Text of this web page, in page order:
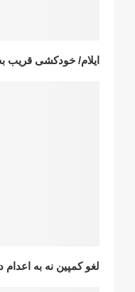
ایلام/ خودکشی قریب به
لغو کمپین نه به اعدام